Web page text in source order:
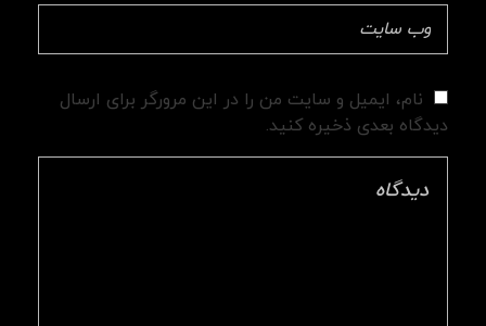
نام، ایمیل و سایت من را در این مرورگر برای ارسال
دیدگاه بعدی ذخیره کنید.